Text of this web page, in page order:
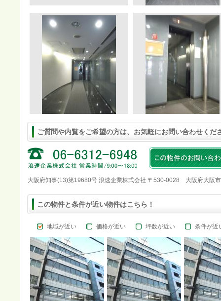
ご質問や内覧をご希望の方は、お気軽にお問い合わせくだ
大阪府知事(13)第19680号 浪速企業株式会社 〒530-0028 大阪府大阪
この物件と条件が近い物件はこちら！
地域が近い 価格が近い 坪数が近い 条件が近